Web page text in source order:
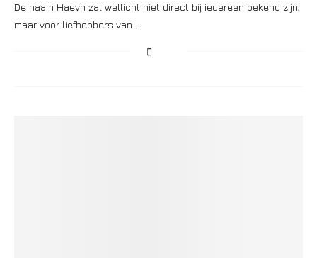
De naam Haevn zal wellicht niet direct bij iedereen bekend zijn,
maar voor liefhebbers van …